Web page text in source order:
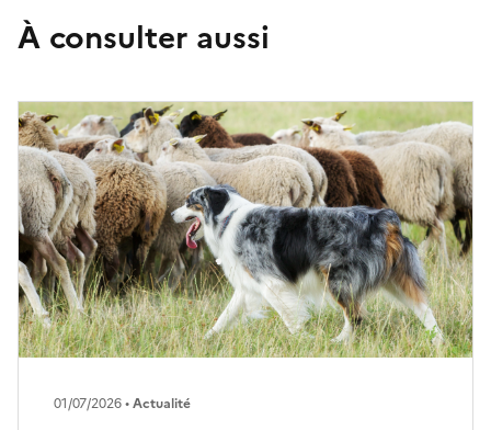
À consulter aussi
01/07/2026 •Actualité